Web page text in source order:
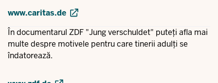
www.caritas.de
În documentarul ZDF "Jung verschuldet" puteți afla mai
multe despre motivele pentru care tinerii adulți se
îndatorează.